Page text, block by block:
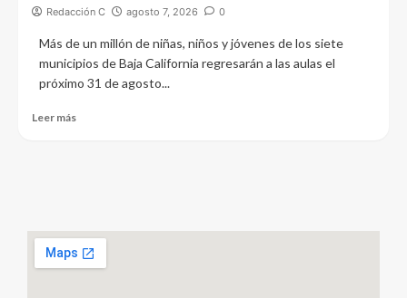
Redacción C agosto 7, 2026 0
Más de un millón de niñas, niños y jóvenes de los siete
municipios de Baja California regresarán a las aulas el
próximo 31 de agosto...
Leer más